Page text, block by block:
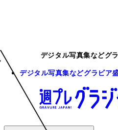
デジタル写真集などグ
デジタル写真集などグラビア